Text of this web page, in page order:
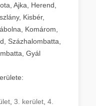
Ajka, Herend,
Kisbér,
Komárom,
Százhalombatta,
Gyál
, 3. kerület, 4.